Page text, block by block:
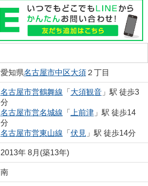
愛知県名古屋市中区大須２丁目
名古屋市営鶴舞線 「 大須観音」駅 徒歩3
分
名古屋市営名城線 「 上前津」駅 徒歩14
分
名古屋市営東山線 「 伏見 」駅 徒歩14分
2013年 8月(築13年)
南